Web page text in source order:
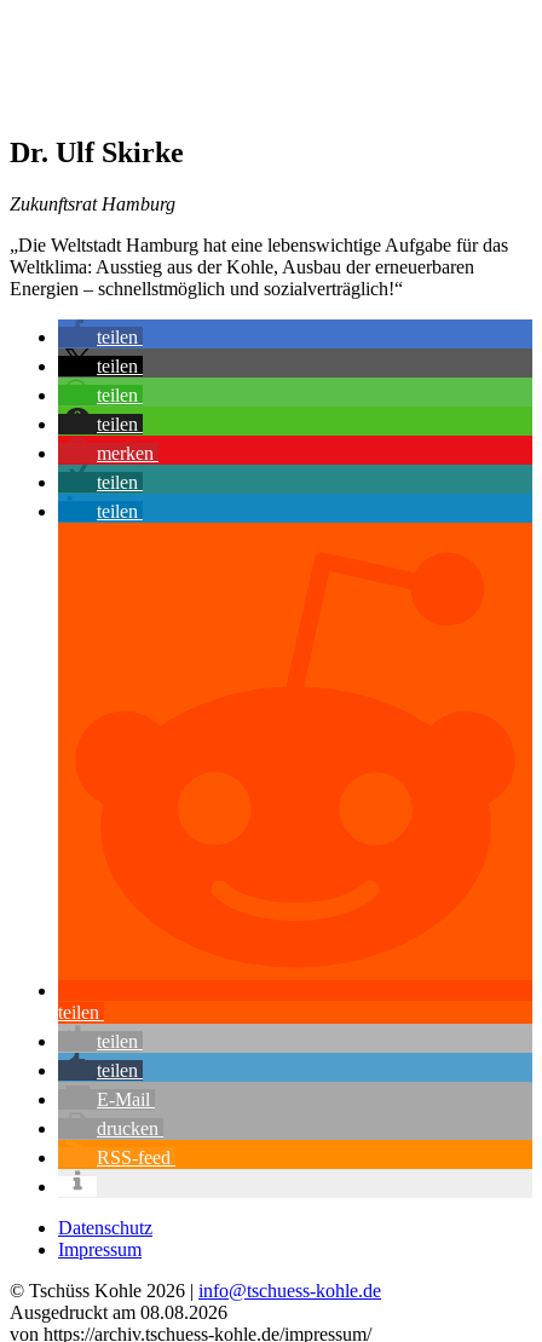
Dr. Ulf Skirke
Zukunftsrat Hamburg
„Die Weltstadt Hamburg hat eine lebenswichtige Aufgabe für das
Weltklima: Ausstieg aus der Kohle, Ausbau der erneuerbaren
Energien – schnellstmöglich und sozialverträglich!“
teilen
teilen
teilen
teilen
merken
teilen
teilen
teilen
teilen
teilen
E-Mail
drucken
RSS-feed
Datenschutz
Impressum
© Tschüss Kohle 2026 | info@tschuess-kohle.de
Ausgedruckt am 08.08.2026
von https://archiv.tschuess-kohle.de/impressum/